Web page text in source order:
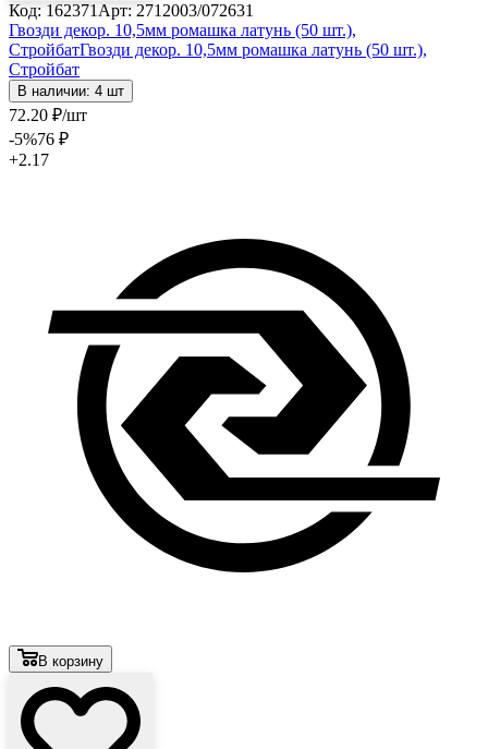
Код: 162371 Арт: 2712003/072631
Гвозди декор. 10,5мм ромашка латунь (50 шт.),
СтройбатГвозди декор. 10,5мм ромашка латунь (50 шт.),
Стройбат
В наличии: 4 шт
72.20 ₽/шт
-5%76 ₽
+2.17
В корзину